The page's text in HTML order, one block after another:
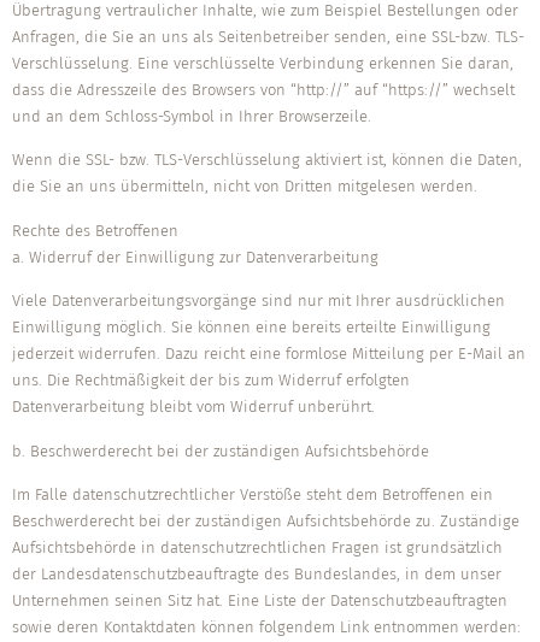
Übertragung vertraulicher Inhalte, wie zum Beispiel Bestellungen oder
Anfragen, die Sie an uns als Seitenbetreiber senden, eine SSL-bzw. TLS-
Verschlüsselung. Eine verschlüsselte Verbindung erkennen Sie daran,
dass die Adresszeile des Browsers von “http://” auf “https://” wechselt
und an dem Schloss-Symbol in Ihrer Browserzeile.
Wenn die SSL- bzw. TLS-Verschlüsselung aktiviert ist, können die Daten,
die Sie an uns übermitteln, nicht von Dritten mitgelesen werden.
Rechte des Betroffenen
a. Widerruf der Einwilligung zur Datenverarbeitung
Viele Datenverarbeitungsvorgänge sind nur mit Ihrer ausdrücklichen
Einwilligung möglich. Sie können eine bereits erteilte Einwilligung
jederzeit widerrufen. Dazu reicht eine formlose Mitteilung per E-Mail an
uns. Die Rechtmäßigkeit der bis zum Widerruf erfolgten
Datenverarbeitung bleibt vom Widerruf unberührt.
b. Beschwerderecht bei der zuständigen Aufsichtsbehörde
Im Falle datenschutzrechtlicher Verstöße steht dem Betroffenen ein
Beschwerderecht bei der zuständigen Aufsichtsbehörde zu. Zuständige
Aufsichtsbehörde in datenschutzrechtlichen Fragen ist grundsätzlich
der Landesdatenschutzbeauftragte des Bundeslandes, in dem unser
Unternehmen seinen Sitz hat. Eine Liste der Datenschutzbeauftragten
sowie deren Kontaktdaten können folgendem Link entnommen werden: